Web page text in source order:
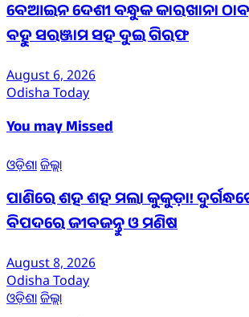
ବେଆଇନ ଦେଶୀ ବନ୍ଧୁକ କାରଖାନା
ବହୁ ସରଞ୍ଜାମ ସହ ଦୁଇ ଗିରଫ
August 6, 2026
Odisha Today
You may Missed
ଓଡ଼ିଶାଜିଲ୍ଲା
ପାଣିରେ ଶହ ଶହ ମଲା କୁକୁଡ଼ା!
ବିପଦରେ ଜୀବଜନ୍ତୁ ଓ ମଣିଷ
August 8, 2026
Odisha Today
ଓଡ଼ିଶାଜିଲ୍ଲା